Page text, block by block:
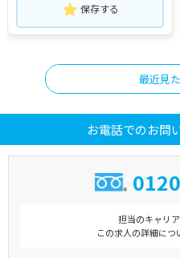
保存する
最近見
お電話でのお問
担当のキャリ
この求人の詳細に